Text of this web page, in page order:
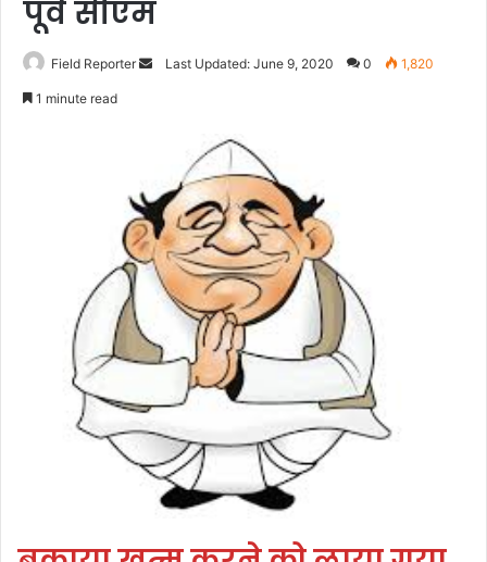
पूर्व सीएम
Field Reporter
SendLast Updated: June 9, 2020 0 1,820
1 minute read